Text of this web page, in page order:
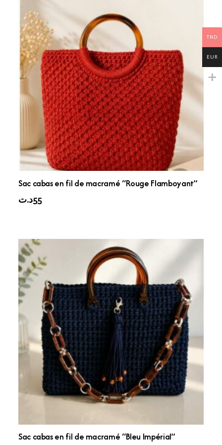
Sac cabas en fil de macramé “Rouge Flamboyant”
55د.ت
Sac cabas en fil de macramé “Bleu Impérial”
TND
EUR